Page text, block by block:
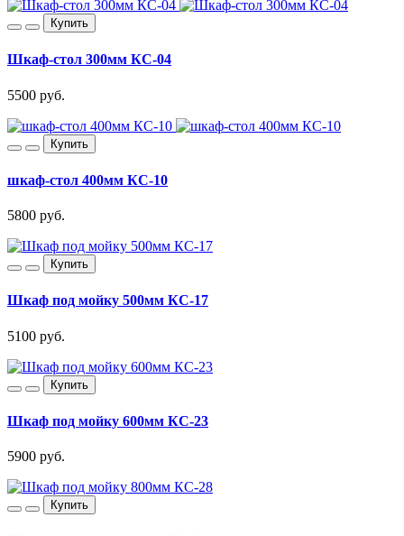
Купить
Шкаф-стол 300мм КС-04
5500 руб.
Купить
шкаф-стол 400мм КС-10
5800 руб.
Купить
Шкаф под мойку 500мм КС-17
5100 руб.
Купить
Шкаф под мойку 600мм КС-23
5900 руб.
Купить